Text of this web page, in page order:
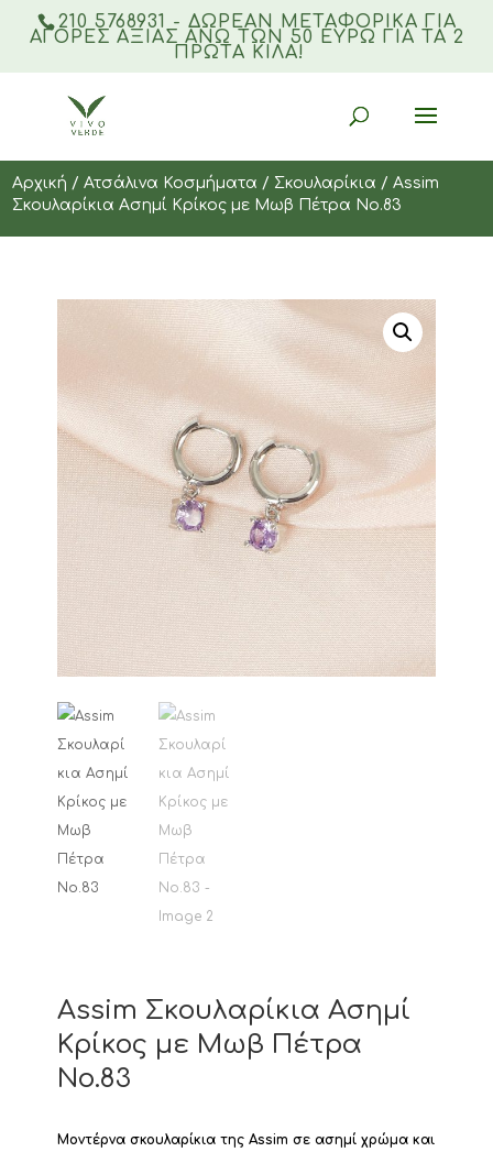
210 5768931 - ΔΩΡΕΑΝ ΜΕΤΑΦΟΡΙΚΆ ΓΙΑ
ΑΓΟΡΈΣ ΑΞΊΑΣ ΆΝΩ ΤΩΝ 50 ΕΥΡΏ ΓΙΑ ΤΑ 2
ΠΡΏΤΑ ΚΙΛΆ!
Αρχική /Ατσάλινα Κοσμήματα / Σκουλαρίκια / Assim
Σκουλαρίκια Ασημί Κρίκος με Μωβ Πέτρα Νο.83
Assim Σκουλαρίκια Ασημί
Κρίκος με Μωβ Πέτρα
Νο.83
Μοντέρνα σκουλαρίκια της Assim σε ασημί χρώμα και